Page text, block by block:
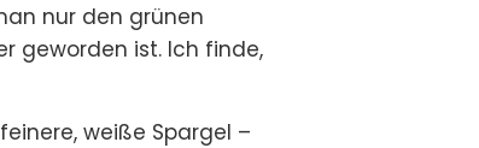
nur den grünen
geworden ist. Ich finde,
weiße Spargel –